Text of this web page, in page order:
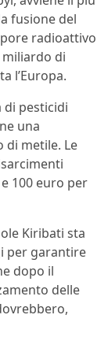
fusione del
radioattivo
miliardo di
l’Europa.
di pesticidi
una
di metile. Le
100 euro per
Kiribati sta
per garantire
dopo il
delle